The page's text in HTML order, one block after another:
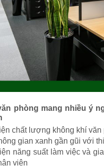
phòng mang nhiều ý
chất lượng không khí văn
gian xanh gần gũi với
năng suất làm việc và
viên